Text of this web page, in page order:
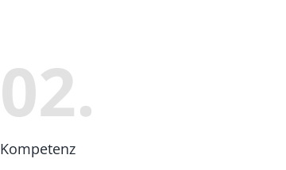
02.
Kompetenz